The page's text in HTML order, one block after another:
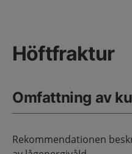
Höftfraktur
Omfattning av
Rekommendationen